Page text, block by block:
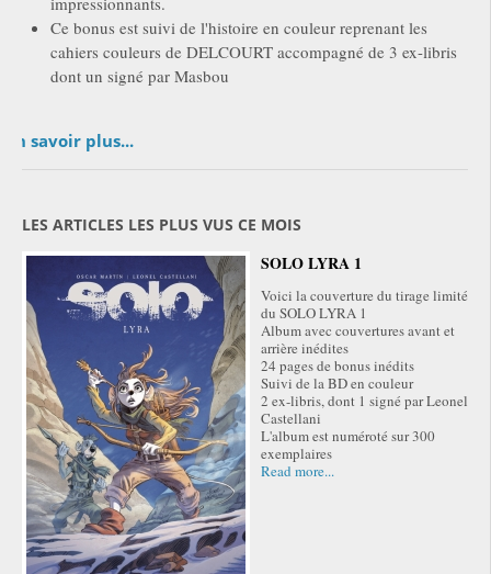
Ce bonus est suivi de l'histoire en couleur reprenant les
cahiers couleurs de DELCOURT accompagné de 3 ex-libris
dont un signé par Masbou
En savoir plus...
LES ARTICLES LES PLUS VUS CE MOIS
SOLO LYRA 1
Voici la couverture du tirage limité
du SOLO LYRA 1
Album avec couvertures avant et
arrière inédites
24 pages de bonus inédits
Suivi de la BD en couleur
2 ex-libris, dont 1 signé par Leonel
Castellani
L'album est numéroté sur 300
exemplaires
Read more...